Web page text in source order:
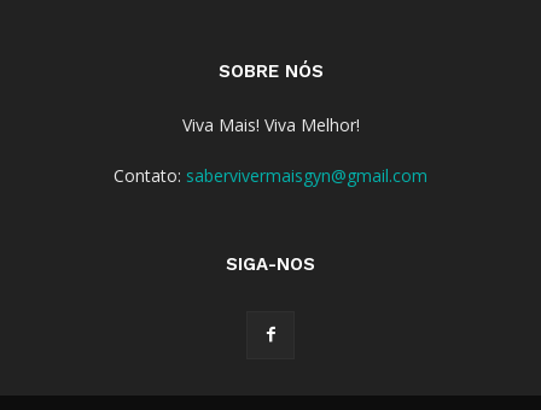
SOBRE NÓS
Viva Mais! Viva Melhor!
Contato: sabervivermaisgyn@gmail.com
SIGA-NOS